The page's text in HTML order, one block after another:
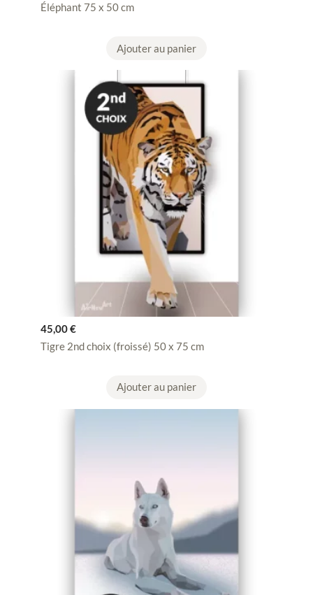
Éléphant 75 x 50 cm
Ajouter au panier
45,00€
Tigre 2nd choix (froissé) 50 x 75 cm
Ajouter au panier